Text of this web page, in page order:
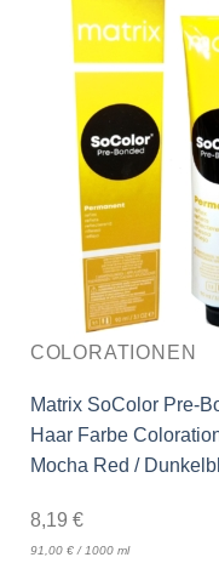
COLORATIONEN
Matrix SoColor Pre-
Haar Farbe
Mocha Red /
8,19 €
91,00 €/1000 ml